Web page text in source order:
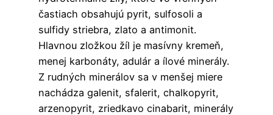
častiach obsahujú pyrit, sulfosoli a
sulfidy striebra, zlato a antimonit.
Hlavnou zložkou žíl je masívny kremeň,
menej karbonáty, adulár a ílové minerály.
Z rudných minerálov sa v menšej miere
nachádza galenit, sfalerit, chalkopyrit,
arzenopyrit, zriedkavo cinabarit, minerály